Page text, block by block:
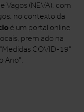
Vagos (NEVA), com
no contexto da
é um portal online
premiado na
COVID-19"
Ano".